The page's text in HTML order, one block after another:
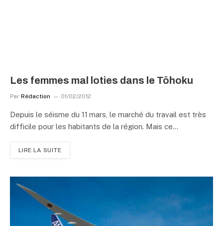
Les femmes mal loties dans le Tôhoku
Par Rédaction 01/02/2012
Depuis le séisme du 11 mars, le marché du travail est très
difficile pour les habitants de la région. Mais ce…
LIRE LA SUITE